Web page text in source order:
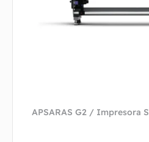
APSARAS G2 / Impresora